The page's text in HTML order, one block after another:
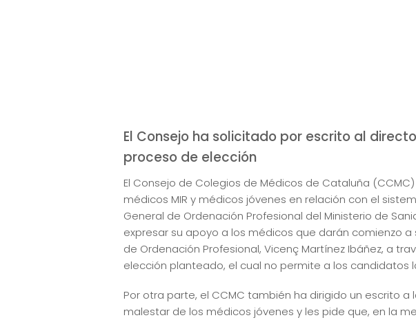
El Consejo ha solicitado por escrito al
proceso de elección
El Consejo de Colegios de Médicos de Cataluña
médicos MIR y médicos jóvenes en relación con el
General de Ordenación Profesional del Ministerio de
expresar su apoyo a los médicos que darán comienzo
de Ordenación Profesional, Vicenç Martínez Ibáñez, a
elección planteado, el cual no permite a los candidatos
Por otra parte, el CCMC también ha dirigido un escrito
malestar de los médicos jóvenes y les pide que, en la